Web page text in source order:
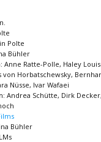
Polte
Bühler
Ratte-Polle, Haley
von Horbatschewsky,
Nüsse, Ivar Wafaei
Andrea Schütte, Dirk
Bühler